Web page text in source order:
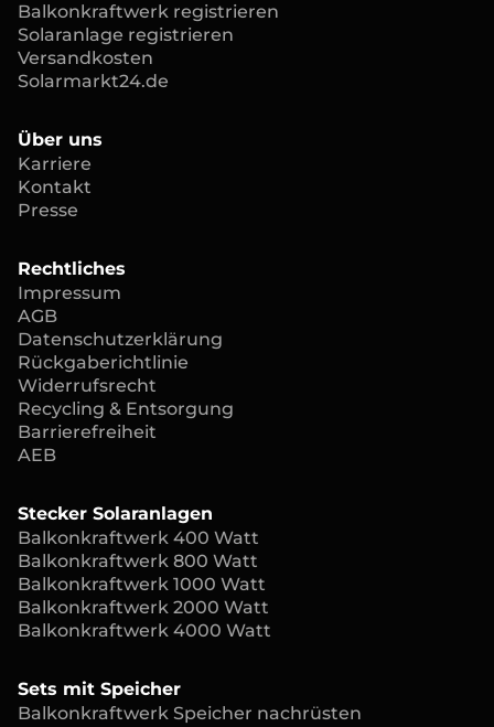
Balkonkraftwerk registrieren
Solaranlage registrieren
Versandkosten
Solarmarkt24.de
Über uns
Karriere
Kontakt
Presse
Rechtliches
Impressum
AGB
Datenschutzerklärung
Rückgaberichtlinie
Widerrufsrecht
Recycling & Entsorgung
Barrierefreiheit
AEB
Stecker Solaranlagen
Balkonkraftwerk 400 Watt
Balkonkraftwerk 800 Watt
Balkonkraftwerk 1000 Watt
Balkonkraftwerk 2000 Watt
Balkonkraftwerk 4000 Watt
Sets mit Speicher
Balkonkraftwerk Speicher nachrüsten